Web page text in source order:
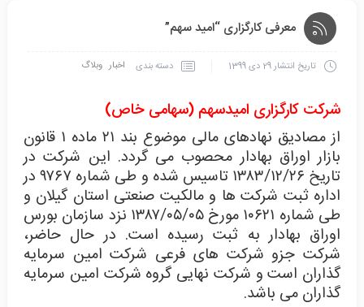
معرفی کارگزاری “امید سهم”
تاریخ انتشار29 دی 1399 دسته بندی اخبار وبلاگ
شرکت کارگزاری امیدسهم (سهامی خاص)
از مصادیق نهادهای مالی موضوع بند ۲۱ ماده ۱ قانون
بازار اوراق بهادار محصوب می گردد. این شرکت در
تاریخ ۱۳۸۳/۱۲/۲۶ تاسیس شده و طی شماره ۹۷۶۷ در
اداره ثبت شرکت ها و مالکیت صنعتی استان گیلان و
طی شماره ۱۰۶۲۱ مورخ ۱۳۸۷/۰۵/۰۵ نزد سازمان بورس
اوراق بهادار به ثبت رسیده است. در حال حاضر،
شرکت جزو شرکت های فرعی شرکت امین سرمایه
گذاران است و شرکت نهایی گروه شرکت امین سرمایه
گذاران می باشد.